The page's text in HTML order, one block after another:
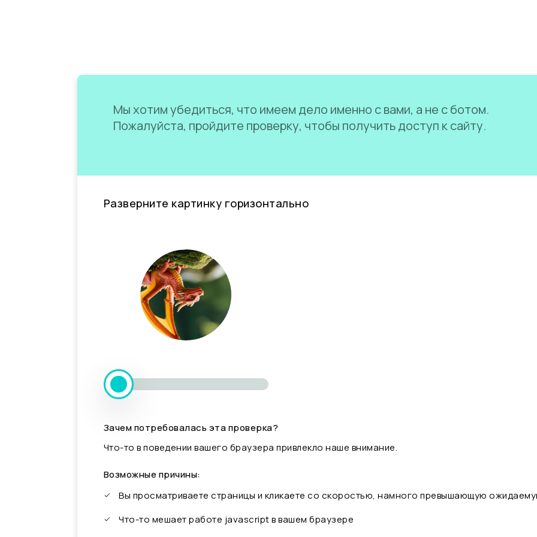
Мы хотим убедиться, что имеем дело именно с вами, а не с ботом.
Пожалуйста, пройдите проверку, чтобы получить доступ к сайту.
Разверните картинку горизонтально
Зачем потребовалась эта проверка?
Что-то в поведении вашего браузера привлекло наше внимание.
Возможные причины:
Вы просматриваете страницы и кликаете со скоростью, намного превышающую
Что-то мешает работе javascript в вашем браузере